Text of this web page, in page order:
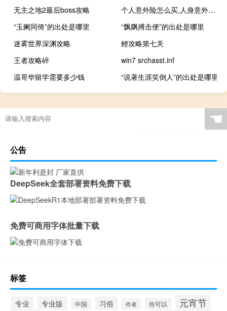
无主之地2最后boss攻略
个人意外险怎么买,人身意外险多少钱一年 人身意外险一年多少钱
“玉阑同倚”的出处是哪里
“飘飖搏击便”的出处是哪里
迷雾世界深渊攻略
鲤攻略第七关
王者攻略碎
win7 srchasst.inf
温哥华留学需要多少钱
“说著生涯笑倒人”的出处是哪里
☚
公告
DeepSeek全套部署资料免费下载
免费可商用字体批量下载
标签
专业 专业版 中国 习俗 作者 你可以 元宵节